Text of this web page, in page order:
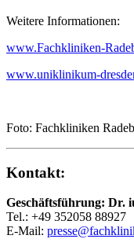
Weitere Informationen:
www.Fachkliniken-
www.uniklinikum-
Foto: Fachkliniken
Kontakt:
Geschäftsführung: Dr.
Tel.: +49 352058 88927
E-Mail: